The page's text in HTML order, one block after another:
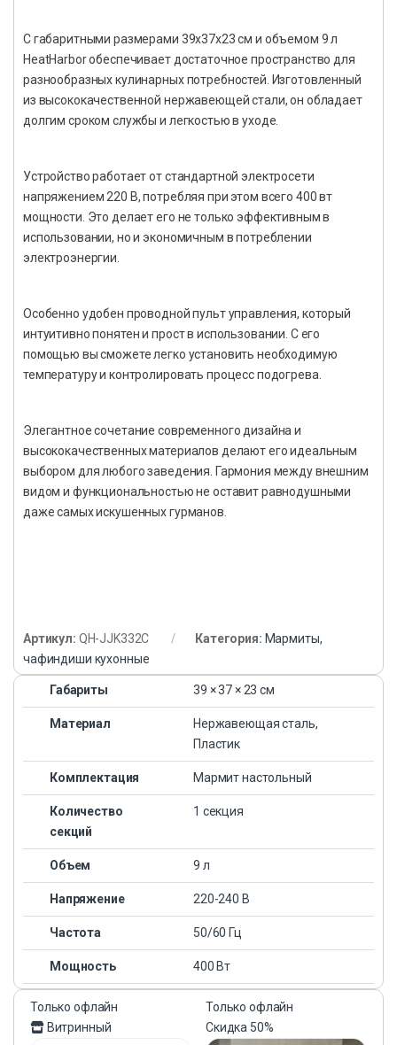
С габаритными размерами 39х37х23 см и объемом 9 л
HeatHarbor обеспечивает достаточное пространство для
разнообразных кулинарных потребностей. Изготовленный
из высококачественной нержавеющей стали, он обладает
долгим сроком службы и легкостью в уходе.
Устройство работает от стандартной электросети
напряжением 220 В, потребляя при этом всего 400 вт
мощности. Это делает его не только эффективным в
использовании, но и экономичным в потреблении
электроэнергии.
Особенно удобен проводной пульт управления, который
интуитивно понятен и прост в использовании. С его
помощью вы сможете легко установить необходимую
температуру и контролировать процесс подогрева.
Элегантное сочетание современного дизайна и
высококачественных материалов делают его идеальным
выбором для любого заведения. Гармония между внешним
видом и функциональностью не оставит равнодушными
даже самых искушенных гурманов.
Артикул: QH-JJK332C Категория: Мармиты,
чафиндиши кухонные
Габариты 39 × 37 × 23 см
Материал
Нержавеющая сталь,
Пластик
Комплектация Мармит настольный
Количество
секций
1 секция
Объем 9 л
Напряжение 220-240 В
Частота 50/60 Гц
Мощность 400 Вт
Только офлайн
Витринный
Только офлайн
Скидка 50%